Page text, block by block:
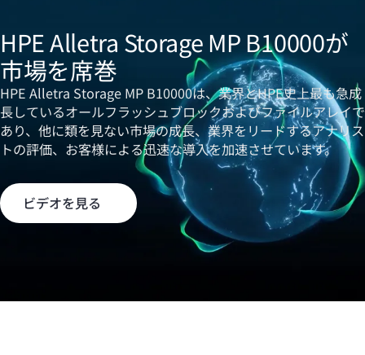
HPE Alletra Storage MP B10000が
市場を席巻
HPE Alletra Storage MP B10000は、業界とHPE史上最も急成
長しているオールフラッシュブロックおよびファイルアレイで
あり、他に類を見ない市場の成長、業界をリードするアナリス
トの評価、お客様による迅速な導入を加速させています。
ビデオを見る